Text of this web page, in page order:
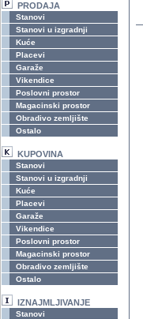
PRODAJA
Stanovi
Stanovi u izgradnji
Kuće
Placevi
Garaže
Vikendice
Poslovni prostor
Magacinski prostor
Obradivo zemljište
Ostalo
KUPOVINA
Stanovi
Stanovi u izgradnji
Kuće
Placevi
Garaže
Vikendice
Poslovni prostor
Magacinski prostor
Obradivo zemljište
Ostalo
IZNAJMLJIVANJE
Stanovi